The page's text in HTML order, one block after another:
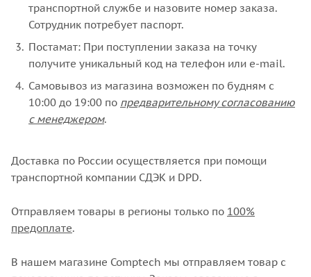
транспортной службе и назовите номер заказа.
Сотрудник потребует паспорт.
Постамат: При поступлении заказа на точку
получите уникальный код на телефон или e-mail.
Самовывоз из магазина возможен по будням с
10:00 до 19:00 по предварительному согласованию
с менеджером.
Доставка по России осуществляется при помощи
транспортной компании СДЭК и DPD.
Отправляем товары в регионы только по 100%
предоплате.
В нашем магазине Comptech мы отправляем товар с